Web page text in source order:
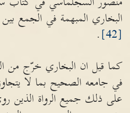
البخاري المبهمة في الجمع
[42]
.
كما قيل ان البخاري خرّج من
في جامعه الصحيح بما لا
على ذلك جميع الرواة الذين